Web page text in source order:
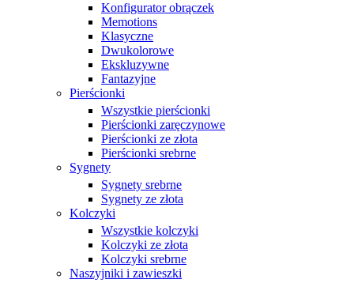
Konfigurator obrączek
Memotions
Klasyczne
Dwukolorowe
Ekskluzywne
Fantazyjne
Pierścionki
Wszystkie pierścionki
Pierścionki zaręczynowe
Pierścionki ze złota
Pierścionki srebrne
Sygnety
Sygnety srebrne
Sygnety ze złota
Kolczyki
Wszystkie kolczyki
Kolczyki ze złota
Kolczyki srebrne
Naszyjniki i zawieszki